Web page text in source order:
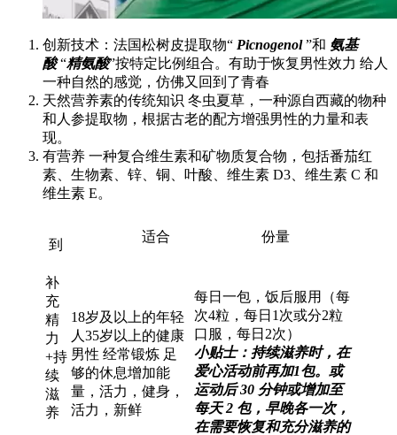
创新技术：法国松树皮提取物“ Picnogenol”和 氨基
酸“精氨酸”按特定比例组合。有助于恢复男性效力 给人
一种自然的感觉，仿佛又回到了青春
天然营养素的传统知识 冬虫夏草，一种源自西藏的物种
和人参提取物，根据古老的配方增强男性的力量和表
现。
有营养 一种复合维生素和矿物质复合物，包括番茄红
素、生物素、锌、铜、叶酸、维生素 D3、维生素 C 和
维生素 E。
到
适合 份量
补
充
精
力
+持
续
滋
养
18岁及以上的年轻
人35岁以上的健康
男性 经常锻炼 足
够的休息增加能
量，活力，健身，
活力，新鲜
每日一包，饭后服用（每
次4粒，每日1次或分2粒
口服，每日2次）
小贴士：持续滋养时，在
爱心活动前再加1包。或
运动后 30 分钟或增加至
每天 2 包，早晚各一次，
在需要恢复和充分滋养的